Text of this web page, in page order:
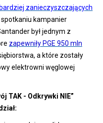
zanieczyszczających
spotkaniu kampanier
był jednym z
zapewniły PGE 950 mln
a które zostały
elektrowni węglowej
TAK - Odkrywki NIE”